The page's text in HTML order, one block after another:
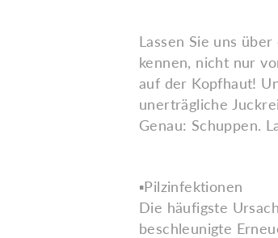
Lassen Sie uns
kennen, nicht nur
auf der Kopfhaut!
unerträgliche
Genau: Schuppen.
▪️Pilzinfektionen
Die häufigste
beschleunigte